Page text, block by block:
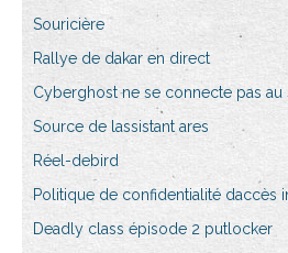
Souricière
Rallye de dakar en direct
Cyberghost ne se connecte pas au
Source de lassistant ares
Réel-debird
Politique de confidentialité daccès
Deadly class épisode 2 putlocker